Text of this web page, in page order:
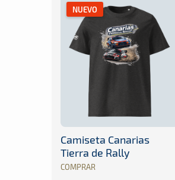
NUEVO
Camiseta Canarias
Tierra de Rally
COMPRAR